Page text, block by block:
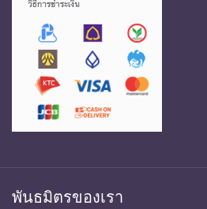
พันธมิตรของเรา